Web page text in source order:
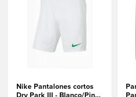
Nike Pantalones cortos
Dry Park III - Blanco/Pino